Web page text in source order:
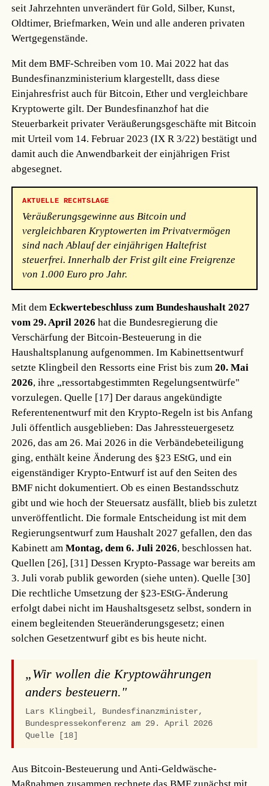
seit Jahrzehnten unverändert für Gold, Silber, Kunst,
Oldtimer, Briefmarken, Wein und alle anderen privaten
Wertgegenstände.
Mit dem BMF-Schreiben vom 10. Mai 2022 hat das
Bundesfinanzministerium klargestellt, dass diese
Einjahresfrist auch für Bitcoin, Ether und vergleichbare
Kryptowerte gilt. Der Bundesfinanzhof hat die
Steuerbarkeit privater Veräußerungsgeschäfte mit Bitcoin
mit Urteil vom 14. Februar 2023 (IX R 3/22) bestätigt und
damit auch die Anwendbarkeit der einjährigen Frist
abgesegnet.
AKTUELLE RECHTSLAGE
Veräußerungsgewinne aus Bitcoin und
vergleichbaren Kryptowerten im Privatvermögen
sind nach Ablauf der einjährigen Haltefrist
steuerfrei. Innerhalb der Frist gilt eine Freigrenze
von 1.000 Euro pro Jahr.
Mit demEckwertebeschluss zum Bundeshaushalt 2027
vom 29. April 2026 hat die Bundesregierung die
Verschärfung der Bitcoin-Besteuerung in die
Haushaltsplanung aufgenommen. Im Kabinettsentwurf
setzte Klingbeil den Ressorts eine Frist bis zum20. Mai
2026, ihre „ressortabgestimmten Regelungsentwürfe"
vorzulegen.Quelle [17] Der daraus angekündigte
Referentenentwurf mit den Krypto-Regeln ist bis Anfang
Juli öffentlich ausgeblieben: Das Jahressteuergesetz
2026, das am 26. Mai 2026 in die Verbändebeteiligung
ging, enthält keine Änderung des §23 EStG, und ein
eigenständiger Krypto-Entwurf ist auf den Seiten des
BMF nicht dokumentiert. Ob es einen Bestandsschutz
gibt und wie hoch der Steuersatz ausfällt, blieb bis zuletzt
unveröffentlicht. Die formale Entscheidung ist mit dem
Regierungsentwurf zum Haushalt 2027 gefallen, den das
Kabinett amMontag, dem 6. Juli 2026, beschlossen hat.
Quellen [26], [31] Dessen Krypto-Passage war bereits am
3. Juli vorab publik geworden (siehe unten).Quelle [30]
Die rechtliche Umsetzung der §23-EStG-Änderung
erfolgt dabei nicht im Haushaltsgesetz selbst, sondern in
einem begleitenden Steueränderungsgesetz; einen
solchen Gesetzentwurf gibt es bis heute nicht.
„Wir wollen die Kryptowährungen
anders besteuern."
Lars Klingbeil, Bundesfinanzminister,
Bundespressekonferenz am 29. April 2026
Quelle [18]
Aus Bitcoin-Besteuerung und Anti-Geldwäsche-